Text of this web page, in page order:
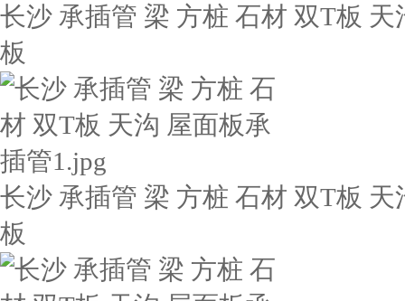
长沙 承插管 梁 方桩 石材 双T板
板
长沙 承插管 梁 方桩 石材 双T板
板